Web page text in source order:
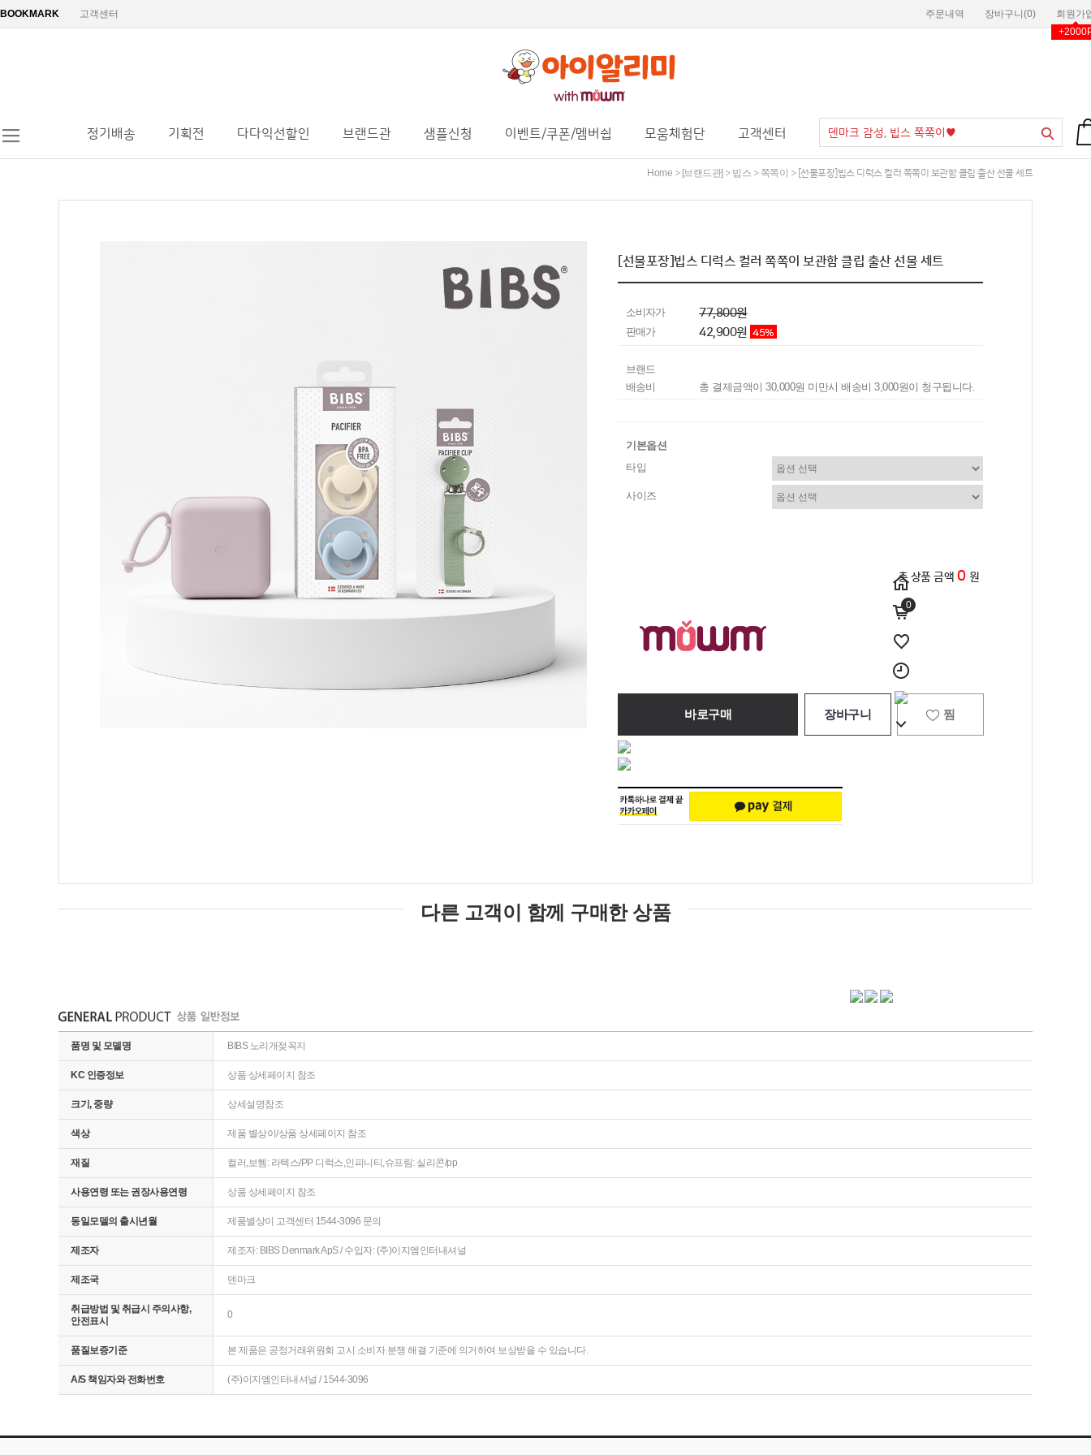
0
BOOKMARK 고객센터
회원가
장바구니(0)
주문내역
정기배송 기획전 다다익선할인 브랜드관 샘플신청 이벤트/쿠폰/멤버쉽 모움체험단 고객센터
Home > [브랜드관] > 빕스 > 쪽쪽이 > [선물포장]빕스 디럭스 컬러 쪽쪽이 보관함 클립 출산 선물 세트
[선물포장]빕스 디럭스 컬러 쪽쪽이 보관함 클립 출산 선물 세트
소비자가 77,800원
판매가 42,900원 45%
브랜드
배송비
총 결제금액이 30,000원 미만시 배송비 3,000원이 청구됩니다.
기본옵션
타입
사이즈
총 상품 금액 0 원
바로구매 장바구니 찜
다른 고객이 함께 구매한 상품
품명 및 모델명 BIBS 노리개젖꼭지
KC 인증정보 상품 상세페이지 참조
크기, 중량 상세설명참조
색상 제품 별상이/상품 상세페이지 참조
재질 컬러,보헴: 라텍스/PP 디럭스,인피니티,슈프림: 실리콘/pp
사용연령 또는 권장사용연령 상품 상세페이지 참조
동일모델의 출시년월 제품별상이 고객센터 1544-3096 문의
제조자 제조자: BIBS Denmark ApS / 수입자: (주)이지엠인터내셔널
제조국 덴마크
취급방법 및 취급시 주의사항,
안전표시
0
품질보증기준 본 제품은 공정거래위원회 고시 소비자 분쟁 해결 기준에 의거하여 보상받을 수 있습니다.
A/S 책임자와 전화번호 (주)이지엠인터내셔널 / 1544-3096